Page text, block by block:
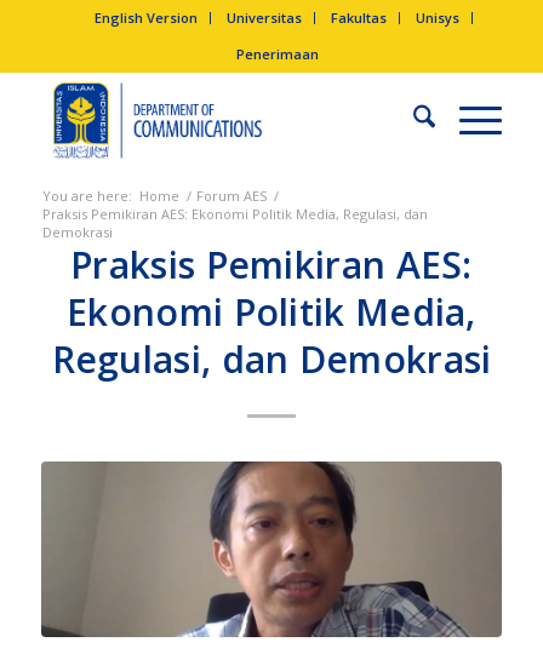
English Version Universitas Fakultas
Unisys
Penerimaan
You are here: Home / Forum AES /
Praksis Pemikiran AES: Ekonomi Politik Media, Regulasi, dan
Demokrasi
Praksis Pemikiran AES:
Ekonomi Politik Media,
Regulasi, dan Demokrasi